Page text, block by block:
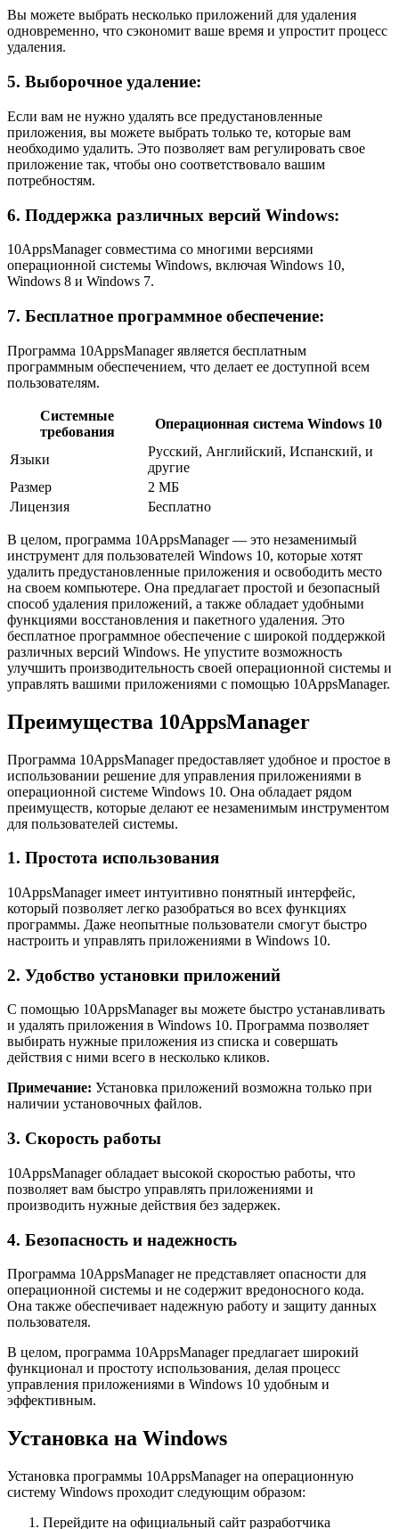
Вы можете выбрать несколько приложений для удаления
одновременно, что сэкономит ваше время и упростит процесс
удаления.
5. Выборочное удаление:
Если вам не нужно удалять все предустановленные
приложения, вы можете выбрать только те, которые вам
необходимо удалить. Это позволяет вам регулировать свое
приложение так, чтобы оно соответствовало вашим
потребностям.
6. Поддержка различных версий Windows:
10AppsManager совместима со многими версиями
операционной системы Windows, включая Windows 10,
Windows 8 и Windows 7.
7. Бесплатное программное обеспечение:
Программа 10AppsManager является бесплатным
программным обеспечением, что делает ее доступной всем
пользователям.
Системные
требования
Операционная система Windows 10
Языки
Русский, Английский, Испанский, и
другие
Размер
2 МБ
Лицензия
Бесплатно
В целом, программа 10AppsManager — это незаменимый
инструмент для пользователей Windows 10, которые хотят
удалить предустановленные приложения и освободить место
на своем компьютере. Она предлагает простой и безопасный
способ удаления приложений, а также обладает удобными
функциями восстановления и пакетного удаления. Это
бесплатное программное обеспечение с широкой поддержкой
различных версий Windows. Не упустите возможность
улучшить производительность своей операционной системы и
управлять вашими приложениями с помощью 10AppsManager.
Преимущества 10AppsManager
Программа 10AppsManager предоставляет удобное и простое в
использовании решение для управления приложениями в
операционной системе Windows 10. Она обладает рядом
преимуществ, которые делают ее незаменимым инструментом
для пользователей системы.
1. Простота использования
10AppsManager имеет интуитивно понятный интерфейс,
который позволяет легко разобраться во всех функциях
программы. Даже неопытные пользователи смогут быстро
настроить и управлять приложениями в Windows 10.
2. Удобство установки приложений
С помощью 10AppsManager вы можете быстро устанавливать
и удалять приложения в Windows 10. Программа позволяет
выбирать нужные приложения из списка и совершать
действия с ними всего в несколько кликов.
Примечание: Установка приложений возможна только при
наличии установочных файлов.
3. Скорость работы
10AppsManager обладает высокой скоростью работы, что
позволяет вам быстро управлять приложениями и
производить нужные действия без задержек.
4. Безопасность и надежность
Программа 10AppsManager не представляет опасности для
операционной системы и не содержит вредоносного кода.
Она также обеспечивает надежную работу и защиту данных
пользователя.
В целом, программа 10AppsManager предлагает широкий
функционал и простоту использования, делая процесс
управления приложениями в Windows 10 удобным и
эффективным.
Установка на Windows
Установка программы 10AppsManager на операционную
систему Windows проходит следующим образом:
Перейдите на официальный сайт разработчика